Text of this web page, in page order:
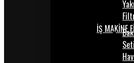
İŞ MAKİNE
Seti